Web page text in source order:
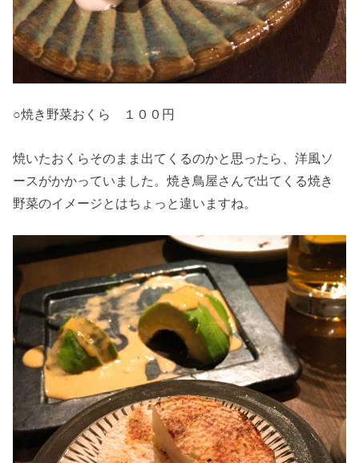
○焼き野菜おくら １００円
焼いたおくらそのまま出てくるのかと思ったら、洋風ソ
ースがかかっていました。焼き鳥屋さんで出てくる焼き
野菜のイメージとはちょっと違いますね。